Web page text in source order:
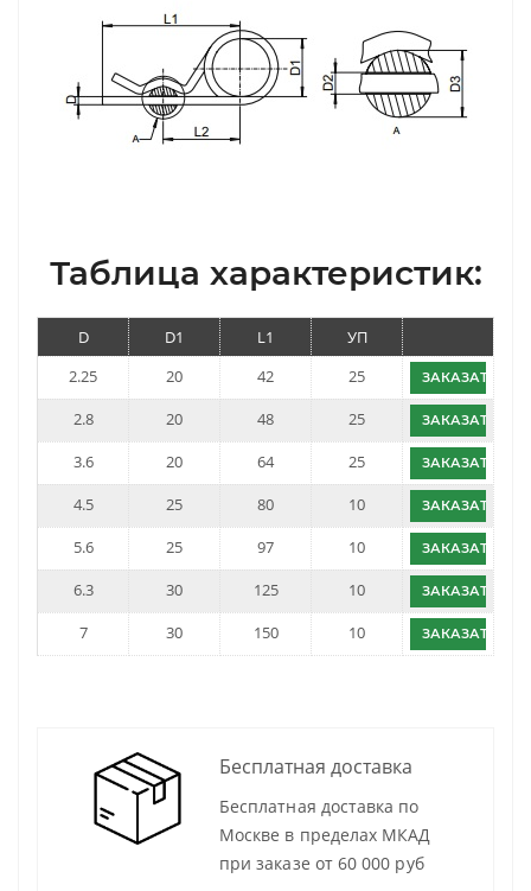
Таблица характеристик:
D D1 L1
УП
2.25
20 42 25 ЗАКАЗАТЬ
2.8 20 48 25 ЗАКАЗАТЬ
3.6 20 64 25 ЗАКАЗАТЬ
4.5 25 80 10 ЗАКАЗАТЬ
5.6 25 97 10 ЗАКАЗАТЬ
6.3 30 125 10 ЗАКАЗАТЬ
7 30 150 10 ЗАКАЗАТЬ
Бесплатная доставка
Бесплатная доставка по
Москве в пределах МКАД
при заказе от 60 000 руб